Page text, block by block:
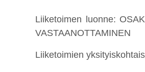
Liiketoimen luonne:
VASTAANOTTAMINEN
Liiketoimien